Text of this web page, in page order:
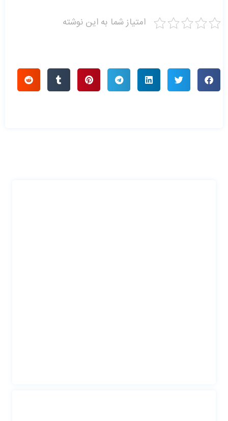
امتیاز شما به این نوشته